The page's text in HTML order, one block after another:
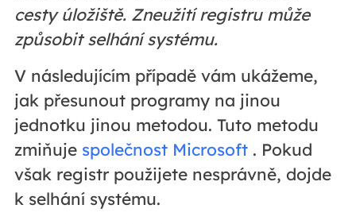
cesty úložiště. Zneužití registru může
způsobit selhání systému.
V následujícím případě vám ukážeme,
jak přesunout programy na jinou
jednotku jinou metodou. Tuto metodu
zmiňuje společnost Microsoft. Pokud
však registr použijete nesprávně, dojde
k selhání systému.